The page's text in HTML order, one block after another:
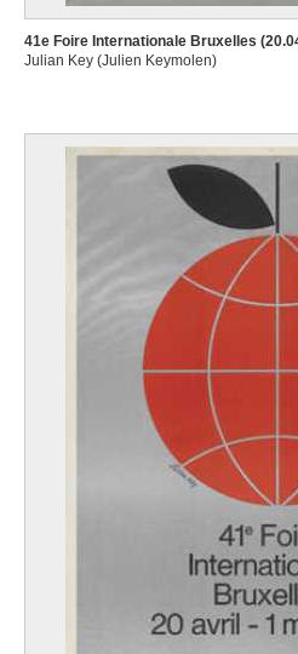
41e Foire Internationale Bruxelles
Julian Key (Julien Keymolen)